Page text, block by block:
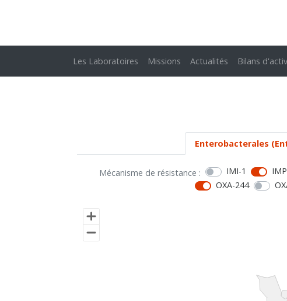
Les Laboratoires Missions Actualités Bilans
Enterobacterales
Mécanisme de résistance : IMI-1
OXA-244